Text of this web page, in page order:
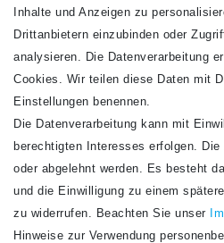
Newsletter
Honig
Hiermit bestätige ich, dass ich die
Inhalte und Anzeigen zu
Drittanbietern einzubinden oder
analysieren. Die Datenverarbeitung
Cookies. Wir teilen diese Daten mit
Einstellungen benennen.
Die Datenverarbeitung kann mit
berechtigten Interesses erfolgen.
oder abgelehnt werden. Es besteht
und die Einwilligung zu einem
zu widerrufen. Beachten Sie unser
Hinweise zur Verwendung